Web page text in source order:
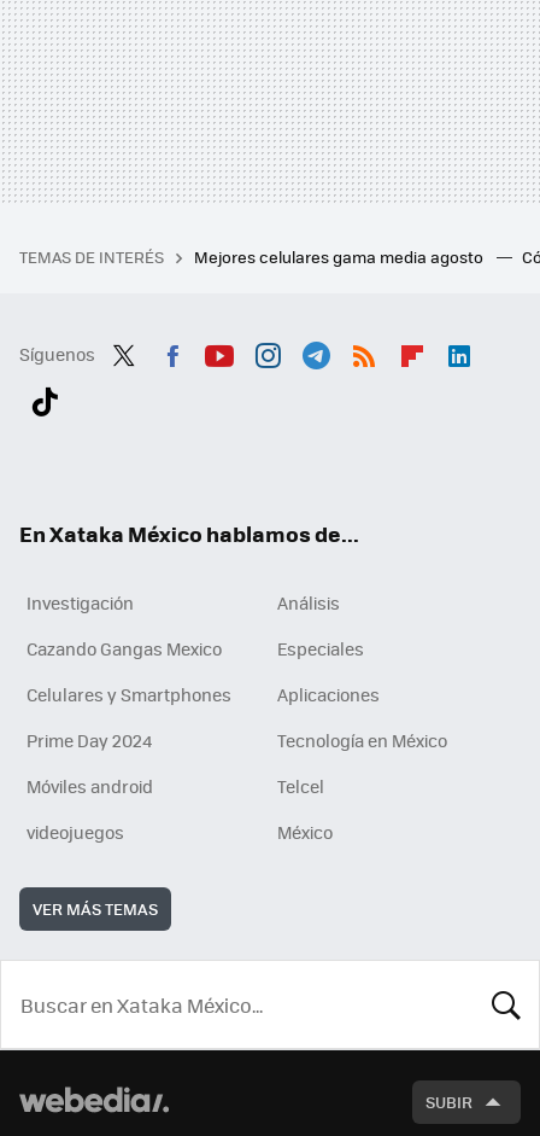
TEMAS DE INTERÉS Mejores celulares gama media agosto
Síguenos
En Xataka México hablamos de...
Investigación
Análisis
Cazando Gangas Mexico
Especiales
Celulares y Smartphones
Aplicaciones
Prime Day 2024
Tecnología en México
Móviles android
Telcel
videojuegos
México
VER MÁS TEMAS
SUBIR